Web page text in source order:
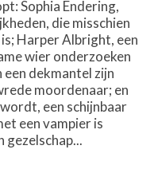
Sophia Endering,
die misschien
Harper Albright, een
wier onderzoeken
dekmantel zijn
moordenaar; en
een schijnbaar
een vampier is
gezelschap...